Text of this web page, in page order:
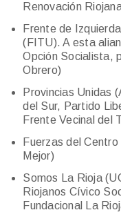
Renovación
Frente de
(FITU). A esta
Opción Socialista,
Obrero)
Provincias Unidas
del Sur, Partido
Frente Vecinal del
Fuerzas del
Mejor)
Somos La Rioja
Riojanos Cívico
Fundacional La